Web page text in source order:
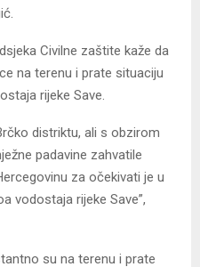
Civilne zaštite kaže da
na terenu i prate situaciju
rijeke Save.
distriktu, ali s obzirom
padavine zahvatile
za očekivati je u
vodostaja rijeke Save”,
su na terenu i prate